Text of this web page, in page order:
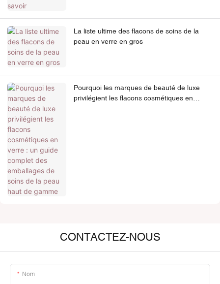
La liste ultime des flacons de soins de la
peau en verre en gros
Pourquoi les marques de beauté de luxe
privilégient les flacons cosmétiques en
CONTACTEZ-NOUS
Nom